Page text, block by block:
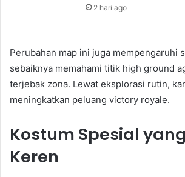
2 hari ago
Perubahan map ini juga mempengaruhi
sebaiknya memahami titik high ground
terjebak zona. Lewat eksplorasi rutin,
meningkatkan peluang victory royale.
Kostum Spesial
Keren